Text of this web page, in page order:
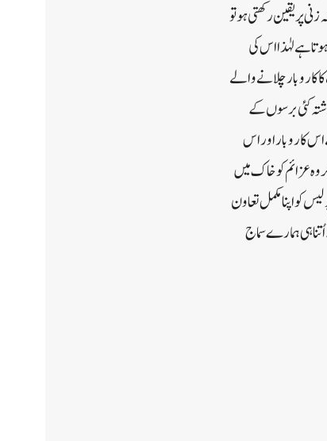
پر یقین رکھتی ہو تو
ہے لہٰذا اس کی
کاروبار چلانے والے
کئی برسوں کے
اس کاروبار اور اس
عزائم کو خاک میں
کو اپنا مکمل تعاون
ہی ہمارے سماج